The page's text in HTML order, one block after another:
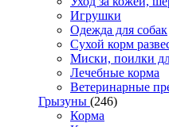
Игрушки
Одежда для собак
Сухой корм
Миски, поилки
Лечебные корма
Ветеринарные
Грызуны (246)
Корма